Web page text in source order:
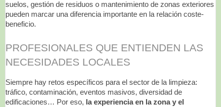
suelos, gestión de residuos o mantenimiento de zonas exteriores
pueden marcar una diferencia importante en la relación coste-
beneficio.
PROFESIONALES QUE ENTIENDEN LAS
NECESIDADES LOCALES
Siempre hay retos específicos para el sector de la limpieza:
tráfico, contaminación, eventos masivos, diversidad de
edificaciones… Por eso, la experiencia en la zona y el